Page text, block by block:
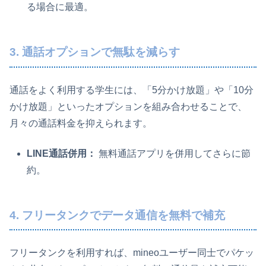
る場合に最適。
3. 通話オプションで無駄を減らす
通話をよく利用する学生には、「5分かけ放題」や「10分
かけ放題」といったオプションを組み合わせることで、
月々の通話料金を抑えられます。
LINE通話併用： 無料通話アプリを併用してさらに節
約。
4. フリータンクでデータ通信を無料で補充
フリータンクを利用すれば、mineoユーザー同士でパケッ